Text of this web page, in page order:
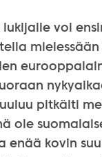
lukijalle voi
pitkälti
ole
enää kovin